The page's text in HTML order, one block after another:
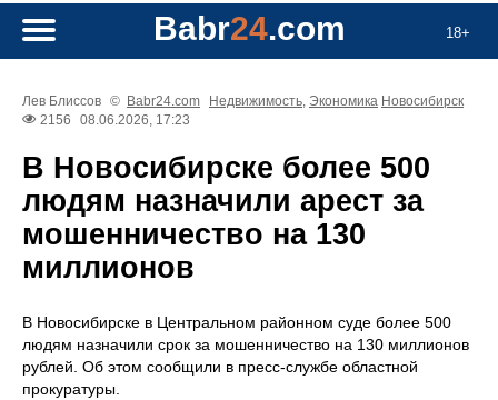
18+
Babr24.com
Лев Блиссов © Babr24.com Недвижимость, Экономика Новосибирск
2156
08.06.2026, 17:23
В Новосибирске более 500
людям назначили арест за
мошенничество на 130
миллионов
В Новосибирске в Центральном районном суде более 500
людям назначили срок за мошенничество на 130 миллионов
рублей. Об этом сообщили в пресс-службе областной
прокуратуры.